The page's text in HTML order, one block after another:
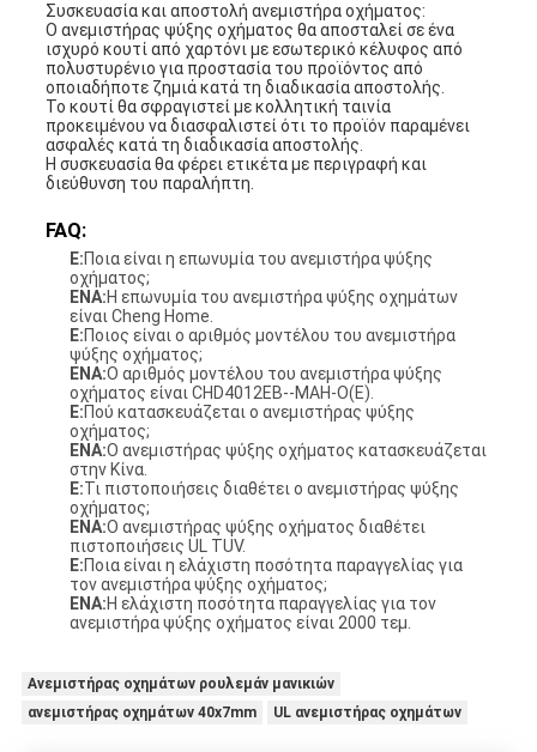
Συσκευασία και αποστολή ανεμιστήρα οχήματος:
Ο ανεμιστήρας ψύξης οχήματος θα αποσταλεί σε ένα
ισχυρό κουτί από χαρτόνι με εσωτερικό κέλυφος από
πολυστυρένιο για προστασία του προϊόντος από
οποιαδήποτε ζημιά κατά τη διαδικασία αποστολής.
Το κουτί θα σφραγιστεί με κολλητική ταινία
προκειμένου να διασφαλιστεί ότι το προϊόν παραμένει
ασφαλές κατά τη διαδικασία αποστολής.
Η συσκευασία θα φέρει ετικέτα με περιγραφή και
διεύθυνση του παραλήπτη.
FAQ:
Ε:Ποια είναι η επωνυμία του ανεμιστήρα ψύξης
οχήματος;
ΕΝΑ:Η επωνυμία του ανεμιστήρα ψύξης οχημάτων
είναι Cheng Home.
Ε:Ποιος είναι ο αριθμός μοντέλου του ανεμιστήρα
ψύξης οχήματος;
ΕΝΑ:Ο αριθμός μοντέλου του ανεμιστήρα ψύξης
οχήματος είναι CHD4012EB--MAH-O(E).
Ε:Πού κατασκευάζεται ο ανεμιστήρας ψύξης
οχήματος;
ΕΝΑ:Ο ανεμιστήρας ψύξης οχήματος κατασκευάζεται
στην Κίνα.
Ε:Τι πιστοποιήσεις διαθέτει ο ανεμιστήρας ψύξης
οχήματος;
ΕΝΑ:Ο ανεμιστήρας ψύξης οχήματος διαθέτει
πιστοποιήσεις UL TUV.
Ε:Ποια είναι η ελάχιστη ποσότητα παραγγελίας για
τον ανεμιστήρα ψύξης οχήματος;
ΕΝΑ:Η ελάχιστη ποσότητα παραγγελίας για τον
ανεμιστήρα ψύξης οχήματος είναι 2000 τεμ.
Ανεμιστήρας οχημάτων ρουλεμάν μανικιών
ανεμιστήρας οχημάτων 40x7mm
UL ανεμιστήρας οχημάτων